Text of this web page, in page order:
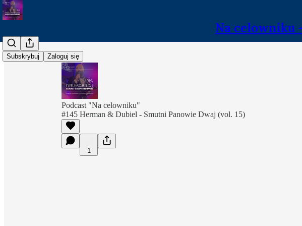
Na celowniku
Subskrybuj Zaloguj się
Podcast "Na celowniku"
#145 Herman & Dubiel - Smutni Panowie Dwaj (vol. 15)
1